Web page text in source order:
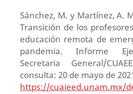
Sánchez, M. y Martínez, A.
Transición de los
educación remota de
pandemia. Informe
Secretaria General/
consulta: 20 de mayo de
https://cuaieed.unam.mx/